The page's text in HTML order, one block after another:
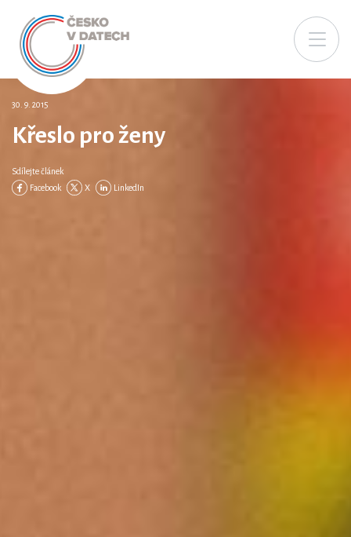
30. 9. 2015
Křeslo pro ženy
Sdílejte článek
Facebook
X LinkedIn